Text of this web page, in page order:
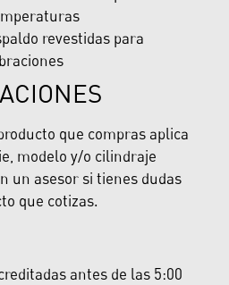
revestidas para
que compras aplica
modelo y/o cilindraje
un asesor si tienes dudas
que cotizas.
antes de las 5:00